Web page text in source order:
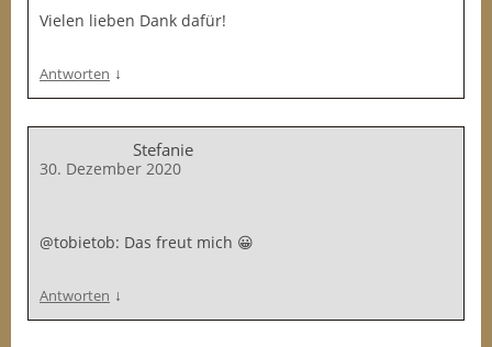
Vielen lieben Dank dafür!
Antworten ↓
Stefanie
30. Dezember 2020
@tobietob: Das freut mich 😀
Antworten ↓